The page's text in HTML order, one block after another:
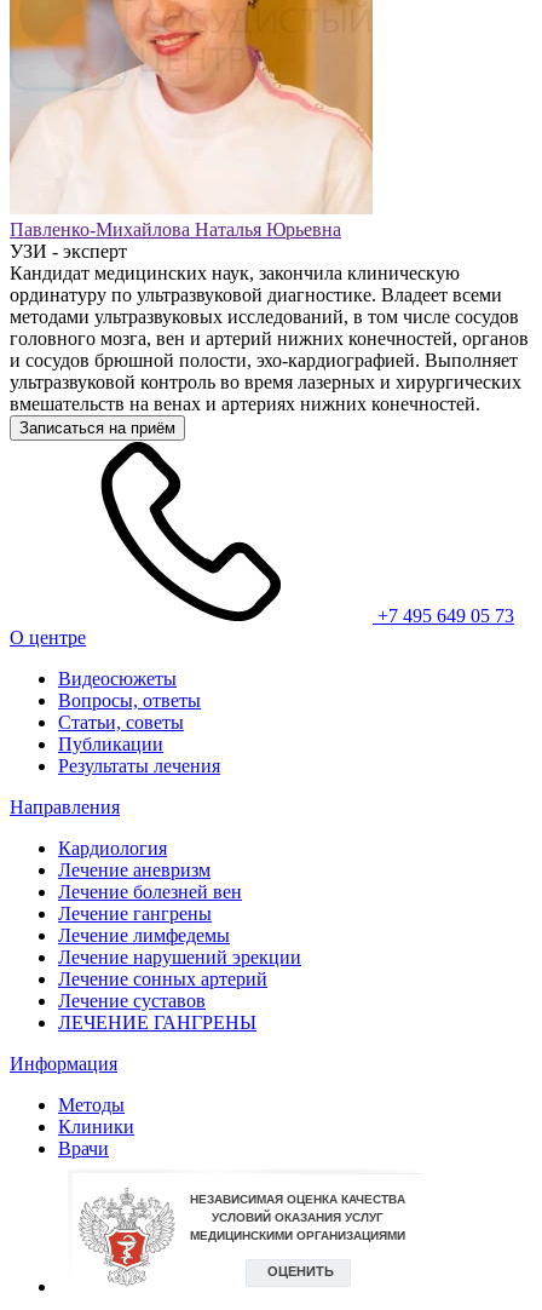
Павленко-Михайлова Наталья Юрьевна
УЗИ - эксперт
Кандидат медицинских наук, закончила клиническую
ординатуру по ультразвуковой диагностике. Владеет всеми
методами ультразвуковых исследований, в том числе сосудов
головного мозга, вен и артерий нижних конечностей, органов
и сосудов брюшной полости, эхо-кардиографией. Выполняет
ультразвуковой контроль во время лазерных и хирургических
вмешательств на венах и артериях нижних конечностей.
Записаться на приём
+7 495 649 05 73
О центре
Видеосюжеты
Вопросы, ответы
Статьи, советы
Публикации
Результаты лечения
Направления
Кардиология
Лечение аневризм
Лечение болезней вен
Лечение гангрены
Лечение лимфедемы
Лечение нарушений эрекции
Лечение сонных артерий
Лечение суставов
ЛЕЧЕНИЕ ГАНГРЕНЫ
Информация
Методы
Клиники
Врачи